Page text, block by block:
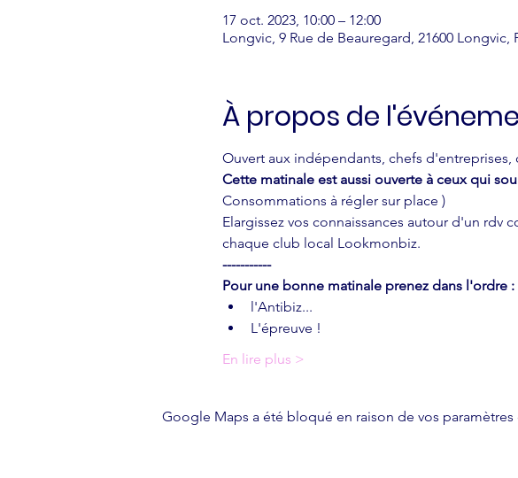
17 oct. 2023, 10:00 – 12:00
Longvic, 9 Rue de Beauregard, 21600 Longvic,
À propos de
Ouvert aux indépendants, chefs
Cette matinale est aussi ouverte à ceux qui
Consommations à régler sur place )
Elargissez vos connaissances autour d'un rdv
chaque club local Lookmonbiz.
-----------
Pour une bonne matinale prenez dans l'ordre :
l'Antibiz...
L'épreuve !
En lire plus >
Google Maps a été bloqué en raison de vos